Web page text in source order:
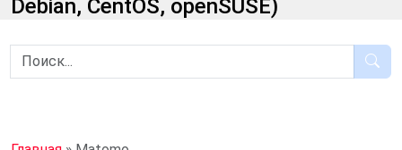
Debian, CentOS, openSUSE)